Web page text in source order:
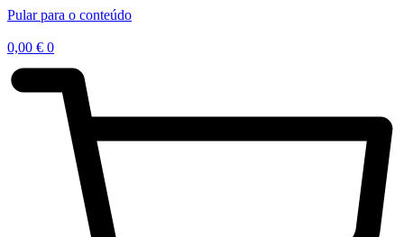
Pular para o conteúdo
0,00 € 0